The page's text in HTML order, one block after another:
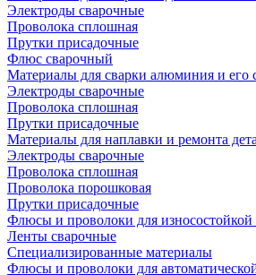
Электроды сварочные
Проволока сплошная
Прутки присадочные
Флюс сварочный
Материалы для сварки алюминия и его
Электроды сварочные
Проволока сплошная
Прутки присадочные
Материалы для наплавки и ремонта
Электроды сварочные
Проволока сплошная
Проволока порошковая
Прутки присадочные
Флюсы и проволоки для износостойкой
Ленты сварочные
Специализированные материалы
Флюсы и проволоки для